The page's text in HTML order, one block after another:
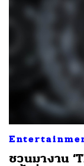
ชวนมางาน